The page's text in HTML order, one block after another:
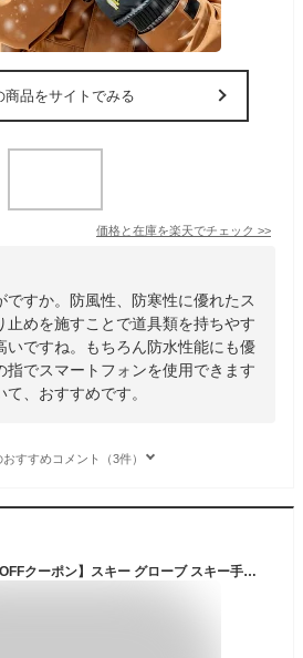
商品をサイトでみる
価格と在庫を楽天でチェック >>
ですか。防風性、防寒性に優れたス
止めを施すことで道具類を持ちやす
いですね。もちろん防水性能にも優
指でスマートフォンを使用できます
、おすすめです。
すすめコメント（3件）
【 翌日発送 】【最大20％OFFクーポン】スキー グローブ スキー手袋 スノボー手袋 バイク手袋 サイクリンググローブ メンズ レディース 防寒 防風 防水 撥水 裏起毛 中綿入り 保温 暖かい スマホ対応 タッチパネル 掌PU滑り止め 耐磨耗 ファスナーポケット付き スキー